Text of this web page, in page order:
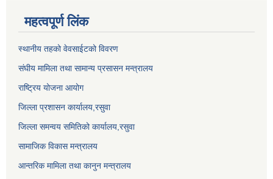
महत्वपूर्ण लिंक
स्थानीय तहको वेवसाईटको विवरण
संघीय मामिला तथा सामान्य प्रसासन मन्त्रालय
राष्ट्रिय योजना आयोग
जिल्ला प्रशासन कार्यालय, रसुवा
जिल्ला समन्वय समितिको कार्यालय, रसुवा
सामाजिक विकास मन्त्रालय
आन्तरिक मामिला तथा कानुन मन्त्रालय